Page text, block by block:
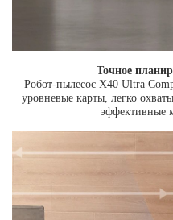
Точное
Робот-пылесос X40 Ultra
уровневые карты, легко
эффективные